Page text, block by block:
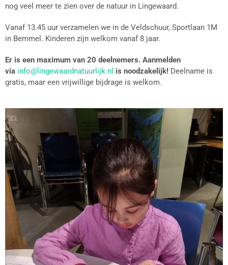
nog veel meer te zien over de natuur in Lingewaard.
Vanaf 13.45 uur verzamelen we in de Veldschuur, Sportlaan 1M
in Bemmel. Kinderen zijn welkom vanaf 8 jaar.
Er is een maximum van 20 deelnemers. Aanmelden
via info@lingewaardnatuurlijk.nl is noodzakelijk! Deelname is
gratis, maar een vrijwillige bijdrage is welkom.